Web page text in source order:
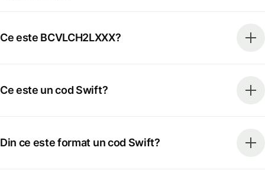
Ce este BCVLCH2LXXX?
Ce este un cod Swift?
Din ce este format un cod Swift?